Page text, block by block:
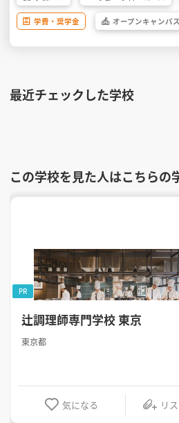
学費・ 奨学金 オープンキャンパス
最近チェックした学校
この学校を見た人はこちらの
辻調理師専門学校 東京
東京都
気になる リ
PR